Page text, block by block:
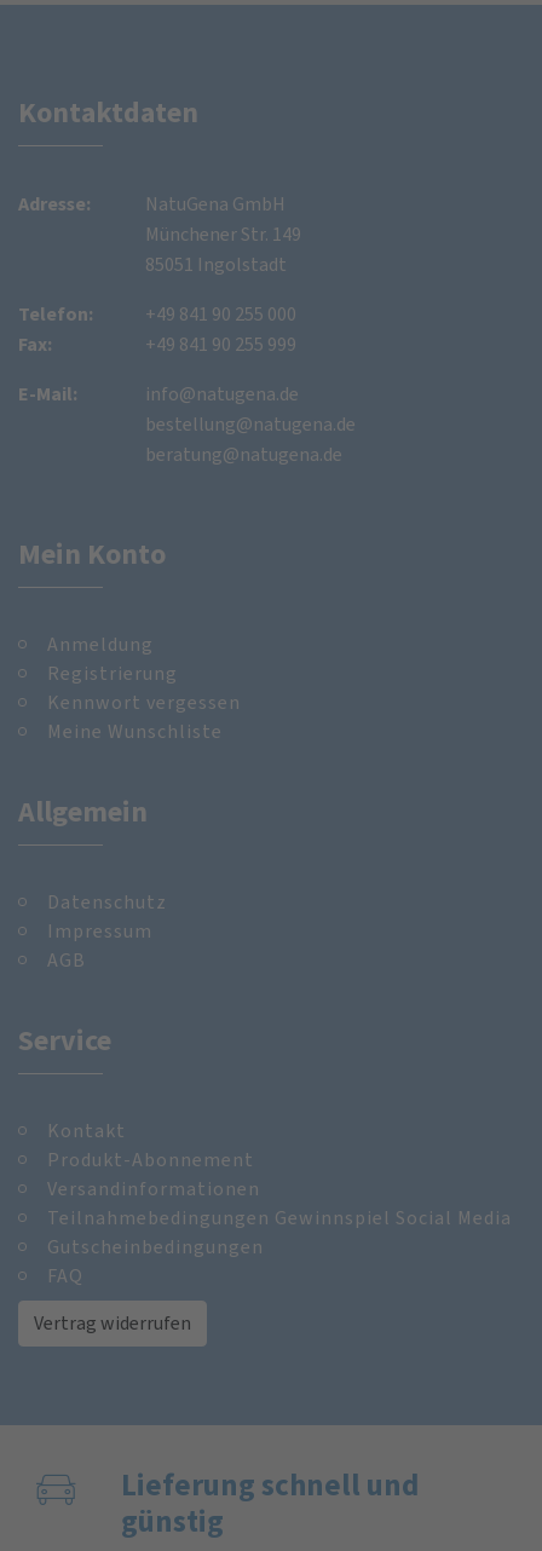
Kontaktdaten
Adresse:
NatuGena GmbH
Münchener Str. 149
85051 Ingolstadt
Telefon:
Fax:
+49 841 90 255 000
+49 841 90 255 999
E-Mail:
info@natugena.de
bestellung@natugena.de
beratung@natugena.de
Mein Konto
Anmeldung
Registrierung
Kennwort vergessen
Meine Wunschliste
Allgemein
Datenschutz
Impressum
AGB
Service
Kontakt
Produkt-Abonnement
Versandinformationen
Teilnahmebedingungen Gewinnspiel Social Media
Gutscheinbedingungen
FAQ
Vertrag widerrufen
Lieferung schnell und
günstig